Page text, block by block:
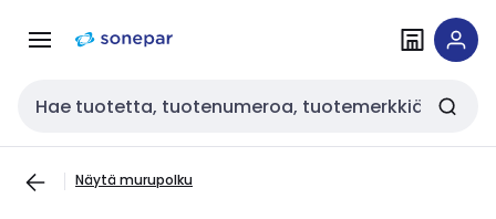
navigointiinsisältöön
Haku
Näytä murupolku